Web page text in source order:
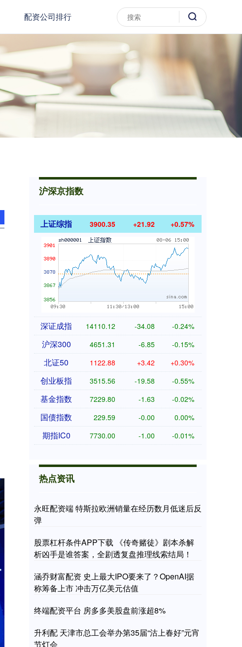
配资公司排行
沪深京指数
上证综指 3900.35 +21.92 +0.57%
深证成指 14110.12 -34.08 -0.24%
沪深300 4651.31 -6.85 -0.15%
北证50 1122.88 +3.42 +0.30%
创业板指 3515.56 -19.58 -0.55%
基金指数 7229.80 -1.63 -0.02%
国债指数 229.59 -0.00 0.00%
期指IC0 7730.00 -1.00 -0.01%
热点资讯
永旺配资端 特斯拉欧洲销量在经历数月低迷后反
弹
股票杠杆条件APP下载 《传奇赌徒》剧本杀解
析凶手是谁答案，全剧透复盘推理线索结局！
涵乔财富配资 史上最大IPO要来了？OpenAI据
称筹备上市 冲击万亿美元估值
终端配资平台 房多多美股盘前涨超8%
升利配 天津市总工会举办第35届“沽上春好”元宵
节灯会